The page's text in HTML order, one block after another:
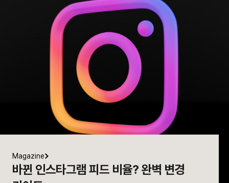
Magazine
바뀐 인스타그램 피드 비율? 완벽 변경